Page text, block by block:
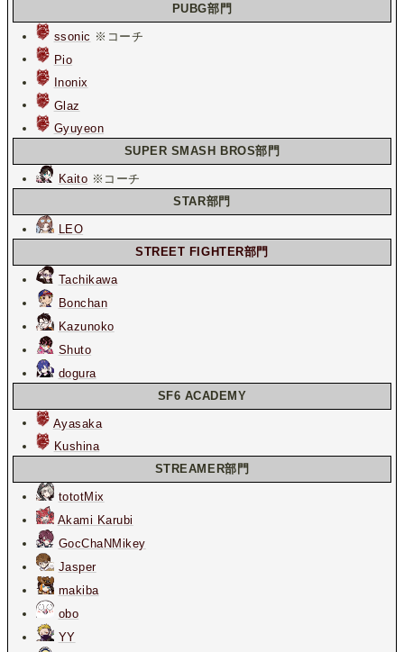
PUBG部門
ssonic ※コーチ
Pio
Inonix
Glaz
Gyuyeon
SUPER SMASH BROS部門
Kaito ※コーチ
STAR部門
LEO
STREET FIGHTER部門
Tachikawa
Bonchan
Kazunoko
Shuto
dogura
SF6 ACADEMY
Ayasaka
Kushina
STREAMER部門
tototMix
Akami Karubi
GocChaNMikey
Jasper
makiba
obo
YY